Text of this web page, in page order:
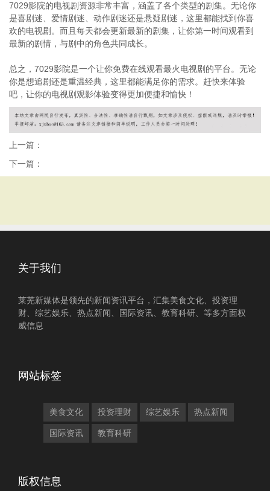
7029影院的电视剧资源非常丰富，涵盖了各个类型的剧集。无论你
是喜剧迷、爱情剧迷、动作剧迷还是悬疑剧迷，这里都能找到你喜
欢的电视剧。而且每天都会更新最新的剧集，让你第一时间观看到
最新的剧情，与剧中的角色共同成长。
总之，7029影院是一个让你免费在线观看最火电视剧的平台。无论
你是想追剧还是重温经典，这里都能满足你的需求。赶快来体验
吧，让你的电视剧观影体验变得更加便捷和愉快！
上一篇：
下一篇：
关于我们
莱芜新媒体是领先的新闻资讯平台，汇集美食文化、投资理
财、综艺娱乐、热点新闻、国际资讯、教育科研、等多方面权
威信息
网站标签
美食文化 投资理财 综艺娱乐 热点新闻
国际资讯 教育科研
版权信息